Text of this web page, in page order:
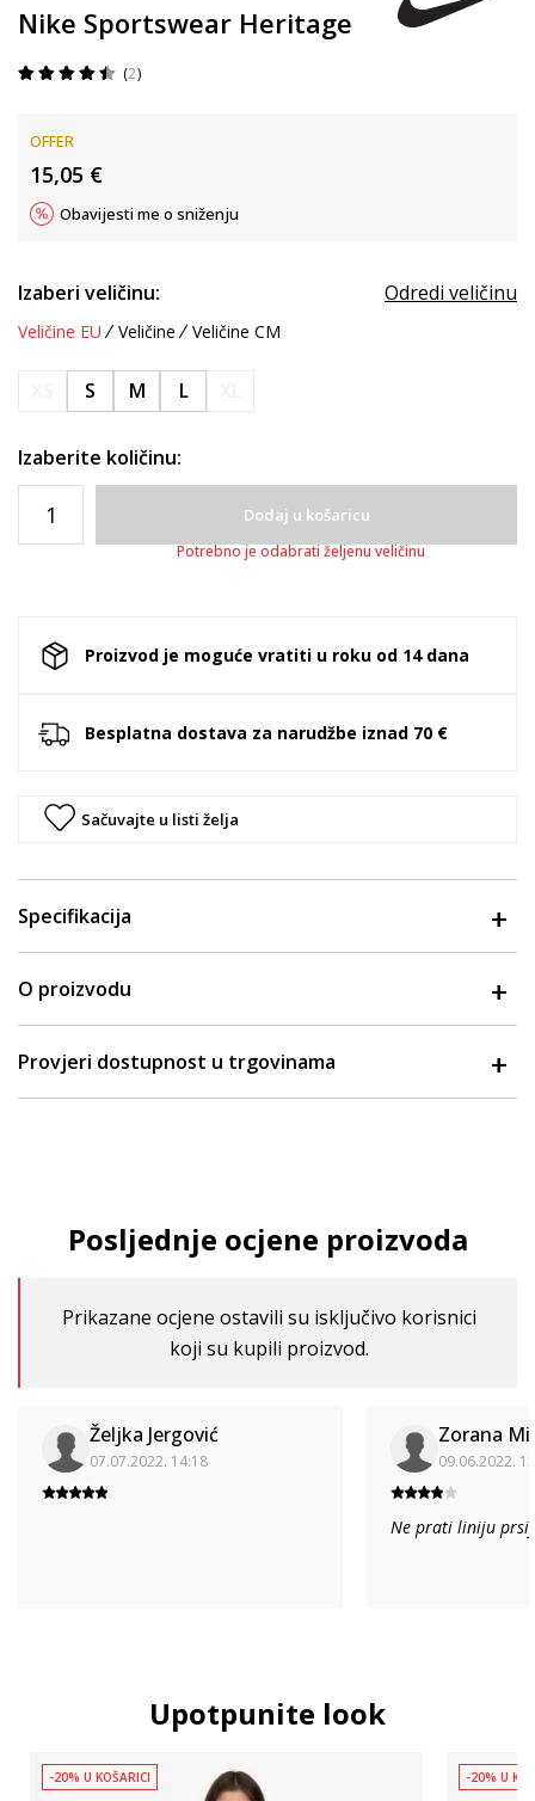
Nike Sportswear Heritage
2
OFFER
15,05 €
Obavijesti me o sniženju
Izaberi veličinu: Odredi veličinu
Veličine EU Veličine Veličine CM
S M L
Izaberite količinu:
Dodaj u košaricu
Potrebno je odabrati željenu veličinu
Proizvod je moguće vratiti u roku od 14 dana
Besplatna dostava za narudžbe iznad 70 €
Sačuvajte u listi želja
Specifikacija
O proizvodu
Provjeri dostupnost u trgovinama
Posljednje ocjene proizvoda
Prikazane ocjene ostavili su isključivo korisnici
koji su kupili proizvod.
Željka Jergović
07.07.2022. 14:18
Zorana
09.06.2022.
Ne prati liniju
Upotpunite look
-20% U KOŠARICI -20% U